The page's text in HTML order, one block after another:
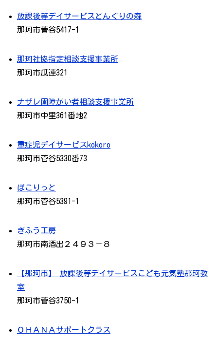
放課後等デイサービスどんぐりの森
那珂市菅谷5417-1
那珂社協指定相談支援事業所
那珂市瓜連321
ナザレ園障がい者相談支援事業所
那珂市中里361番地2
重症児デイサービスkokoro
那珂市菅谷5330番73
ぽこりっと
那珂市菅谷5391-1
ぎふう工房
那珂市南酒出２４９３－８
【那珂市】 放課後等デイサービスこども元気塾那珂教
室
那珂市菅谷3750-1
ＯＨＡＮＡサポートクラス